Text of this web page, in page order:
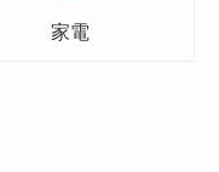
家電